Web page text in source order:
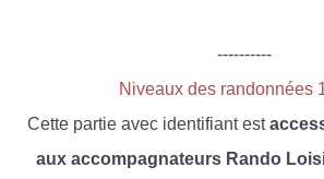
----------
Niveaux des randonnées
Cette partie avec identifiant est
aux accompagnateurs Rando